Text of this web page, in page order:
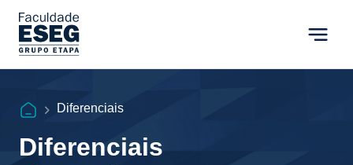
Diferenciais
Diferenciais